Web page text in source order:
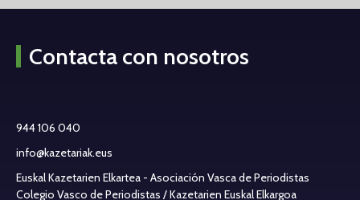
Contacta con nosotros
944 106 040
info@kazetariak.eus
Euskal Kazetarien Elkartea - Asociación Vasca de Periodistas
Colegio Vasco de Periodistas / Kazetarien Euskal Elkargoa